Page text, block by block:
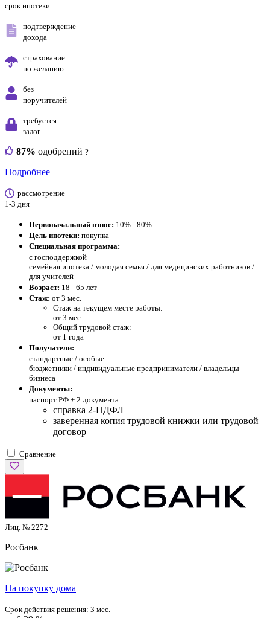
срок ипотеки
подтверждение
дохода
страхование
по желанию
без
поручителей
требуется
залог
87% одобрений ?
Подробнее
рассмотрение
1-3 дня
Первоначальный взнос: 10% - 80%
Цель ипотеки: покупка
Специальная программа:
с господдержкой
семейная ипотека / молодая семья / для медицинских работников /
для учителей
Возраст: 18 - 65 лет
Стаж: от 3 мес.
Стаж на текущем месте работы:
от 3 мес.
Общий трудовой стаж:
от 1 года
Получатели:
стандартные / особые
бюджетники / индивидуальные предприниматели / владельцы
бизнеса
Документы:
паспорт РФ + 2 документа
справка 2-НДФЛ
заверенная копия трудовой книжки или трудовой
договор
Сравнение
Лиц. № 2272
Росбанк
На покупку дома
Срок действия решения: 3 мес.